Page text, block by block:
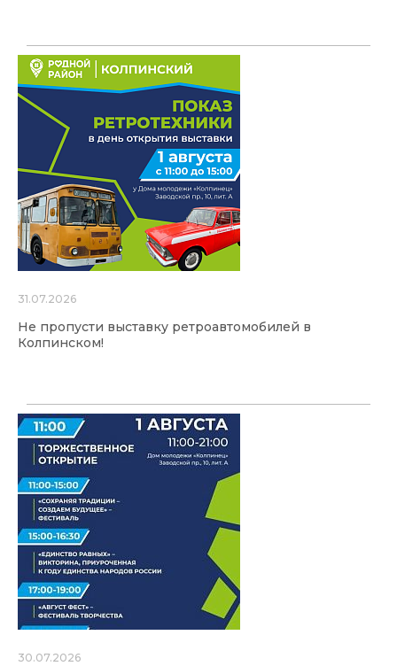
31.07.2026
Не пропусти выставку ретроавтомобилей в
Колпинском!
30.07.2026